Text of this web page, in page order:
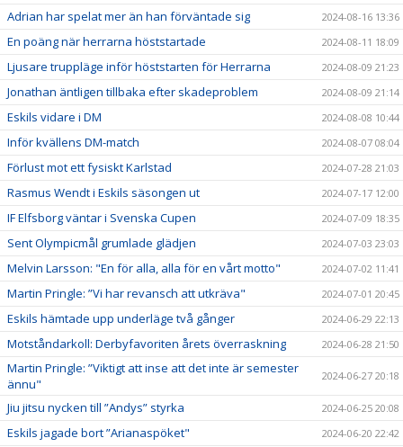
Adrian har spelat mer än han förväntade sig 2024-08-16 13:36
En poäng när herrarna höststartade 2024-08-11 18:09
Ljusare truppläge inför höststarten för Herrarna 2024-08-09 21:23
Jonathan äntligen tillbaka efter skadeproblem 2024-08-09 21:14
Eskils vidare i DM 2024-08-08 10:44
Inför kvällens DM-match 2024-08-07 08:04
Förlust mot ett fysiskt Karlstad 2024-07-28 21:03
Rasmus Wendt i Eskils säsongen ut 2024-07-17 12:00
IF Elfsborg väntar i Svenska Cupen 2024-07-09 18:35
Sent Olympicmål grumlade glädjen 2024-07-03 23:03
Melvin Larsson: "En för alla, alla för en vårt motto" 2024-07-02 11:41
Martin Pringle: ”Vi har revansch att utkräva" 2024-07-01 20:45
Eskils hämtade upp underläge två gånger 2024-06-29 22:13
Motståndarkoll: Derbyfavoriten årets överraskning 2024-06-28 21:50
Martin Pringle: ”Viktigt att inse att det inte är semester
ännu"
2024-06-27 20:18
Jiu jitsu nycken till ”Andys” styrka 2024-06-25 20:08
Eskils jagade bort ”Arianaspöket" 2024-06-20 22:42